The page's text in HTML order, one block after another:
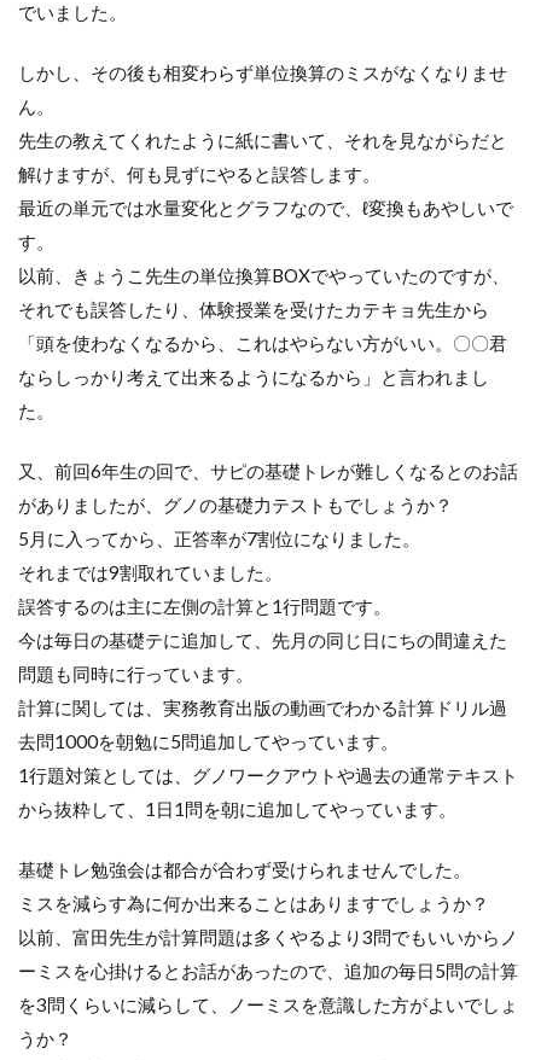
でいました。
しかし、その後も相変わらず単位換算のミスがなくなりませ
ん。
先生の教えてくれたように紙に書いて、それを見ながらだと
解けますが、何も見ずにやると誤答します。
最近の単元では水量変化とグラフなので、ℓ変換もあやしいで
す。
以前、きょうこ先生の単位換算BOXでやっていたのですが、
それでも誤答したり、体験授業を受けたカテキョ先生から
「頭を使わなくなるから、これはやらない方がいい。〇〇君
ならしっかり考えて出来るようになるから」と言われまし
た。
又、前回6年生の回で、サピの基礎トレが難しくなるとのお話
がありましたが、グノの基礎力テストもでしょうか？
5月に入ってから、正答率が7割位になりました。
それまでは9割取れていました。
誤答するのは主に左側の計算と1行問題です。
今は毎日の基礎テに追加して、先月の同じ日にちの間違えた
問題も同時に行っています。
計算に関しては、実務教育出版の動画でわかる計算ドリル過
去問1000を朝勉に5問追加してやっています。
1行題対策としては、グノワークアウトや過去の通常テキスト
から抜粋して、1日1問を朝に追加してやっています。
基礎トレ勉強会は都合が合わず受けられませんでした。
ミスを減らす為に何か出来ることはありますでしょうか？
以前、富田先生が計算問題は多くやるより3問でもいいからノ
ーミスを心掛けるとお話があったので、追加の毎日5問の計算
を3問くらいに減らして、ノーミスを意識した方がよいでしょ
うか？